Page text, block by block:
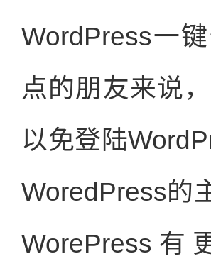
WordPress一
点的朋友来说
以免登陆
WoredPress的
WorePress